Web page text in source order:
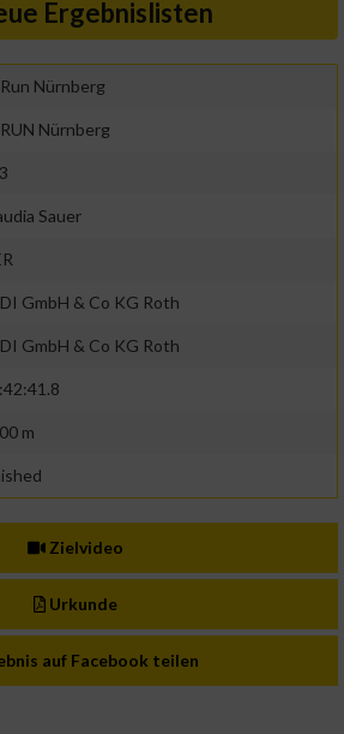
Ergebnislisten
Nürnberg
Nürnberg
Sauer
GmbH & Co KG Roth
GmbH & Co KG Roth
m
Zielvideo
Urkunde
auf Facebook teilen